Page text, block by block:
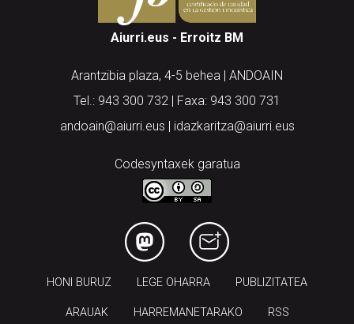
Aiurri.eus - Erroitz BM
Arantzibia plaza, 4-5 behea | ANDOAIN
Tel.: 943 300 732 | Faxa: 943 300 731
andoain@aiurri.eus | idazkaritza@aiurri.eus
Codesyntaxek garatua
HONI BURUZ LEGE OHARRA PUBLIZITATEA
ARAUAK HARREMANETARAKO RSS